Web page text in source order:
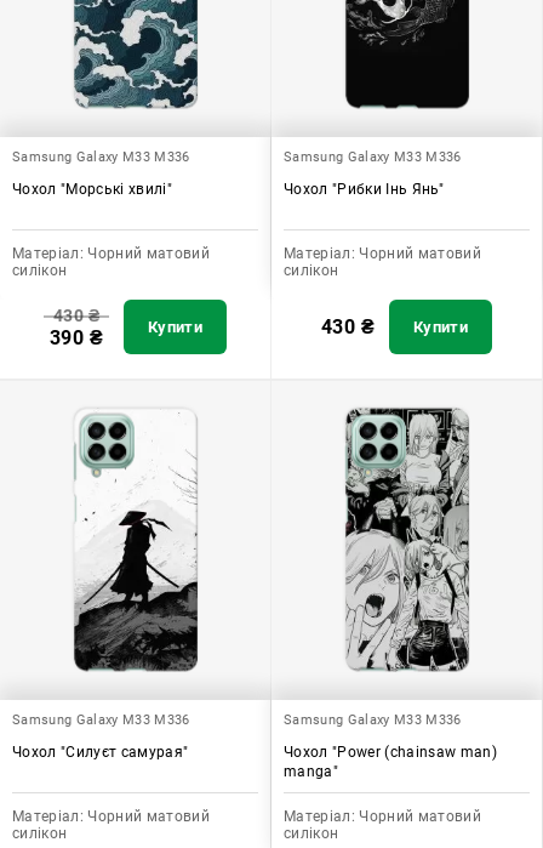
Samsung Galaxy M33 M336
Чохол "Морські хвилі"
Матеріал: Чорний матовий
силікон
430₴
390 ₴ Купити
Samsung Galaxy M33 M336
Чохол "Рибки Інь Янь"
Матеріал: Чорний матовий
силікон
430 ₴ Купити
Samsung Galaxy M33 M336
Чохол "Силуєт самурая"
Матеріал: Чорний матовий
силікон
Samsung Galaxy M33 M336
Чохол "Power (chainsaw man)
manga"
Матеріал: Чорний матовий
силікон